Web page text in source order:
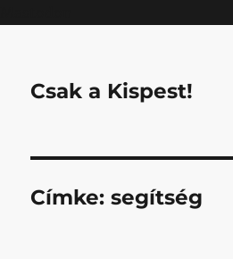
Csak a Kispest!
Címke:segítség